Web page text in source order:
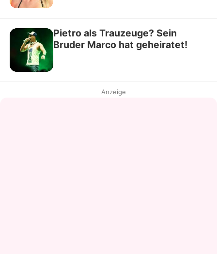
Pietro als Trauzeuge? Sein
Bruder Marco hat geheiratet!
Anzeige